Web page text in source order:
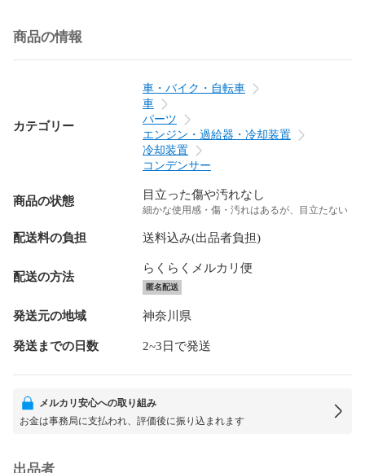
商品の情報
カテゴリー
車・バイク・自転車
車
パーツ
エンジン・過給器・冷却装置
冷却装置
コンデンサー
商品の状態 目立った傷や汚れなし
細かな使用感・傷・汚れはあるが、目立たない
配送料の負担 送料込み(出品者負担)
配送の方法
らくらくメルカリ便
匿名配送
発送元の地域 神奈川県
発送までの日数 2~3日で発送
メルカリ安心への取り組み
お金は事務局に支払われ、評価後に振り込まれます
出品者